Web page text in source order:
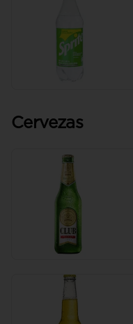
Cervezas